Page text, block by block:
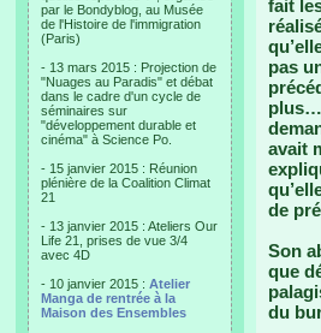
par le Bondyblog, au Musée
de l'Histoire de l'immigration
(Paris)
- 13 mars 2015 : Projection de
"Nuages au Paradis" et débat
dans le cadre d'un cycle de
séminaires sur
"développement durable et
cinéma" à Science Po.
- 15 janvier 2015 : Réunion
plénière de la Coalition Climat
21
- 13 janvier 2015 : Ateliers Our
Life 21, prises de vue 3/4
avec 4D
- 10 janvier 2015 : Atelier
Manga de rentrée à la
Maison des Ensembles
fait
pas
plus…
avait
de
Son
que
du